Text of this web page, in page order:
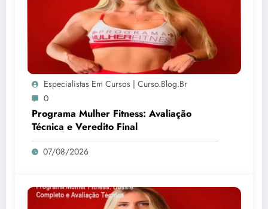
Especialistas Em Cursos | Curso.blog.br
0
Programa Mulher Fitness: Avaliação
Técnica e Veredito Final
07/08/2026